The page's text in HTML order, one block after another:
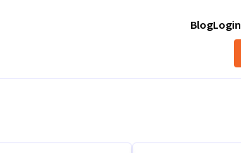
BlogLogin